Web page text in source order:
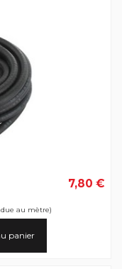
7,80 €
au mètre)
panier